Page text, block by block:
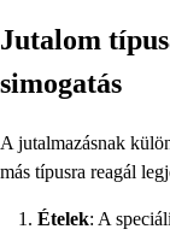
Jutalom
simogatás
A jutalmazásnak
más típusra reagál
Ételek: A